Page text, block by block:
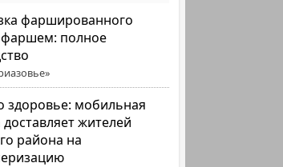
фаршированного
фаршем: полное
здоровье: мобильная
доставляет жителей
района на